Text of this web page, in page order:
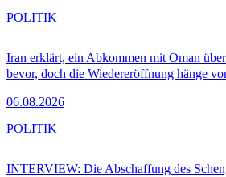
Iran erklärt, ein Abkommen mit Oman
bevor, doch die Wiedereröffnung hänge
06.08.2026
POLITIK
INTERVIEW: Die Abschaffung des
POLITIK